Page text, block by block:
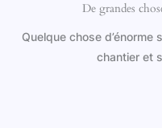
De grandes
Quelque chose
chantier et